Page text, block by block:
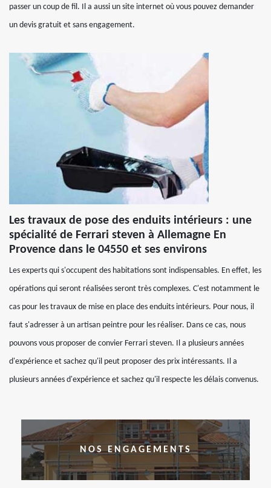
passer un coup de fil. Il a aussi un site internet où vous pouvez demander
un devis gratuit et sans engagement.
Les travaux de pose des enduits intérieurs : une
spécialité de Ferrari steven à Allemagne En
Provence dans le 04550 et ses environs
Les experts qui s'occupent des habitations sont indispensables. En effet, les
opérations qui seront réalisées seront très complexes. C'est notamment le
cas pour les travaux de mise en place des enduits intérieurs. Pour nous, il
faut s'adresser à un artisan peintre pour les réaliser. Dans ce cas, nous
pouvons vous proposer de convier Ferrari steven. Il a plusieurs années
d'expérience et sachez qu'il peut proposer des prix intéressants. Il a
plusieurs années d'expérience et sachez qu'il respecte les délais convenus.
NOS ENGAGEMENTS